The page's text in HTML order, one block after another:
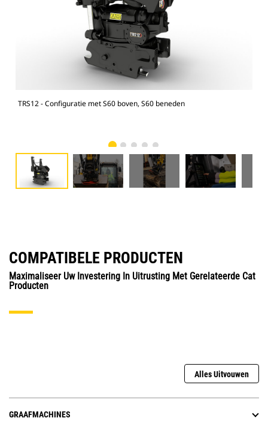
TRS12 - Configuratie met S60 boven, S60 beneden
COMPATIBELE PRODUCTEN
Maximaliseer Uw Investering In Uitrusting Met Gerelateerde Cat
Producten
Alles Uitvouwen
GRAAFMACHINES